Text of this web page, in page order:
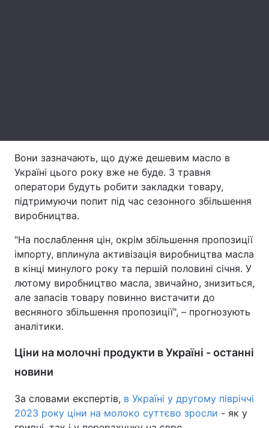
Тема оформлення
Вони зазначають, що дуже дешевим масло в
Україні цього року вже не буде. З травня
оператори будуть робити закладки товару,
підтримуючи попит під час сезонного збільшення
виробництва.
"На послаблення цін, окрім збільшення пропозиції
імпорту, вплинула активізація виробництва масла
в кінці минулого року та першій половині січня. У
лютому виробництво масла, звичайно, знизиться,
але запасів товару повинно вистачити до
весняного збільшення пропозиції", – прогнозують
аналітики.
Ціни на молочні продукти в Україні - останні
новини
За словами експертів, в Україні у другому півріччі
2023 року ціни на молоко суттєво зросли - як у